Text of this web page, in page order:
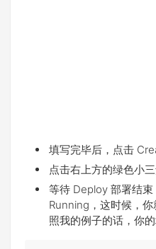
填写完毕后，点击
点击右上方的绿色小
等待 Deploy 部署结
Running，这时候，
照我的例子的话，你